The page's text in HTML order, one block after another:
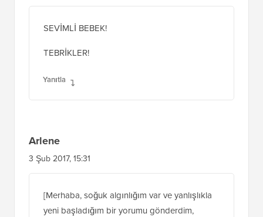
SEVİMLİ BEBEK!
TEBRİKLER!
Yanıtla
Arlene
3 Şub 2017, 15:31
[Merhaba, soğuk algınlığım var ve yanlışlıkla
yeni başladığım bir yorumu gönderdim,